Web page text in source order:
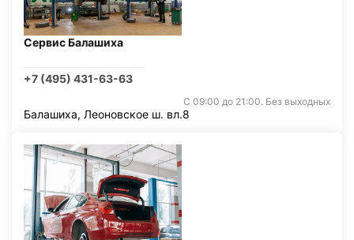
Сервис Балашиха
+7 (495) 431-63-63
С 09:00 до 21:00. Без выходных
Балашиха, Леоновское ш. вл.8